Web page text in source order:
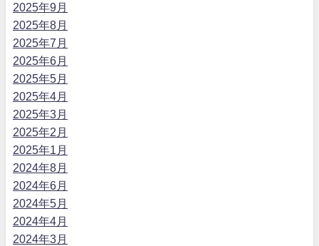
2025年9月
2025年8月
2025年7月
2025年6月
2025年5月
2025年4月
2025年3月
2025年2月
2025年1月
2024年8月
2024年6月
2024年5月
2024年4月
2024年3月